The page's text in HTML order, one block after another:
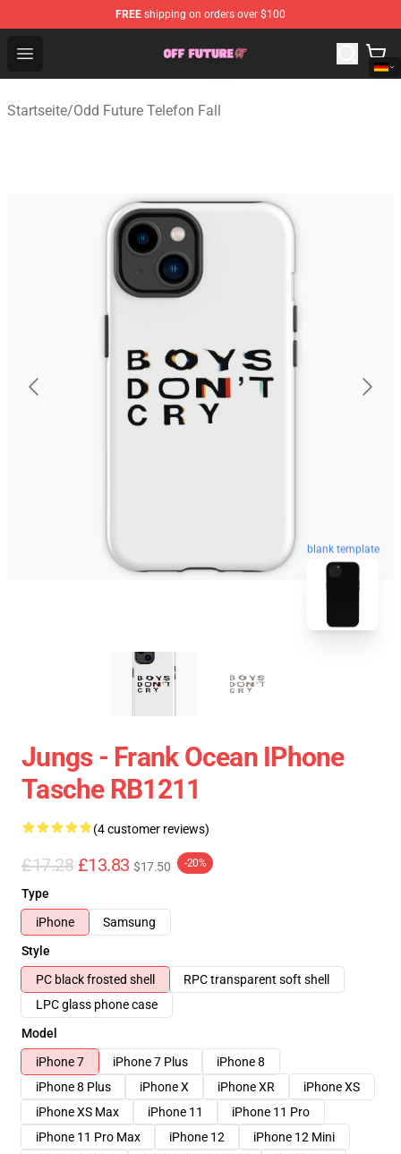
FREE shipping on orders over $100
Open menu
Odd Future Store - Official Odd Future Merchandise Shop
Startseite/Odd Future Telefon Fall
blank template
Jungs - Frank Ocean IPhone
Tasche RB1211
(4 customer reviews)
£17.28 £13.83 $17.50 -20%
Type
iPhone
Samsung
Style
PC black frosted shell
RPC transparent soft shell
LPC glass phone case
Model
iPhone 7
iPhone 7 Plus
iPhone 8
iPhone 8 Plus
iPhone X iPhone XR
iPhone XS
iPhone XS Max
iPhone 11
iPhone 11 Pro
iPhone 11 Pro Max
iPhone 12
iPhone 12 Mini